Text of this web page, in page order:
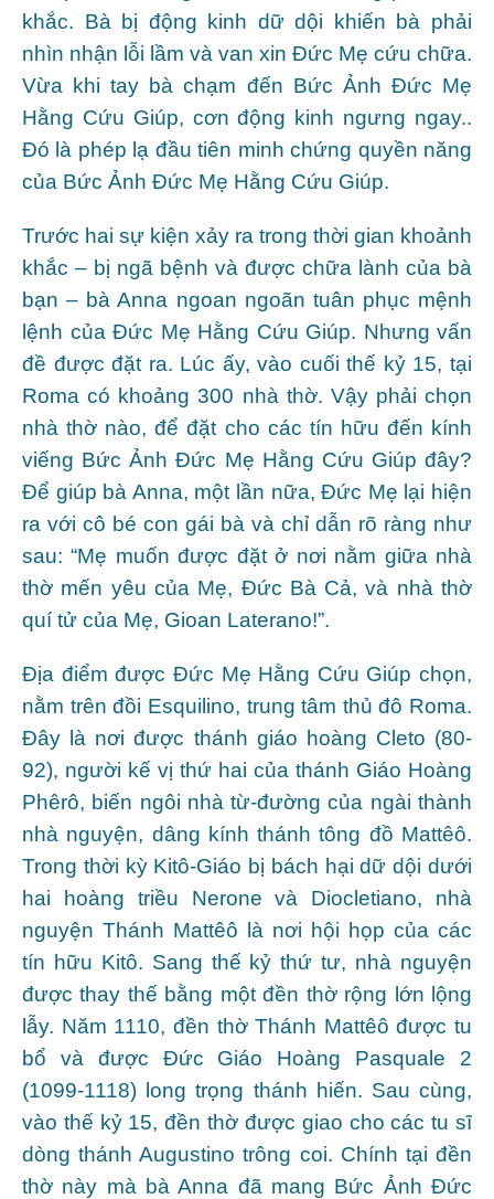
khắc. Bà bị động kinh dữ dội khiến bà phải
nhìn nhận lỗi lầm và van xin Đức Mẹ cứu chữa.
Vừa khi tay bà chạm đến Bức Ảnh Đức Mẹ
Hằng Cứu Giúp, cơn động kinh ngưng ngay..
Đó là phép lạ đầu tiên minh chứng quyền năng
của Bức Ảnh Đức Mẹ Hằng Cứu Giúp.
Trước hai sự kiện xảy ra trong thời gian khoảnh
khắc – bị ngã bệnh và được chữa lành của bà
bạn – bà Anna ngoan ngoãn tuân phục mệnh
lệnh của Đức Mẹ Hằng Cứu Giúp. Nhưng vấn
đề được đặt ra. Lúc ấy, vào cuối thế kỷ 15, tại
Roma có khoảng 300 nhà thờ. Vậy phải chọn
nhà thờ nào, để đặt cho các tín hữu đến kính
viếng Bức Ảnh Đức Mẹ Hằng Cứu Giúp đây?
Để giúp bà Anna, một lần nữa, Đức Mẹ lại hiện
ra với cô bé con gái bà và chỉ dẫn rõ ràng như
sau: “Mẹ muốn được đặt ở nơi nằm giữa nhà
thờ mến yêu của Mẹ, Đức Bà Cả, và nhà thờ
quí tử của Mẹ, Gioan Laterano!”.
Địa điểm được Đức Mẹ Hằng Cứu Giúp chọn,
nằm trên đồi Esquilino, trung tâm thủ đô Roma.
Đây là nơi được thánh giáo hoàng Cleto (80-
92), người kế vị thứ hai của thánh Giáo Hoàng
Phêrô, biến ngôi nhà từ-đường của ngài thành
nhà nguyện, dâng kính thánh tông đồ Mattêô.
Trong thời kỳ Kitô-Giáo bị bách hại dữ dội dưới
hai hoàng triều Nerone và Diocletiano, nhà
nguyện Thánh Mattêô là nơi hội họp của các
tín hữu Kitô. Sang thế kỷ thứ tư, nhà nguyện
được thay thế bằng một đền thờ rộng lớn lộng
lẫy. Năm 1110, đền thờ Thánh Mattêô được tu
bổ và được Đức Giáo Hoàng Pasquale 2
(1099-1118) long trọng thánh hiến. Sau cùng,
vào thế kỷ 15, đền thờ được giao cho các tu sĩ
dòng thánh Augustino trông coi. Chính tại đền
thờ này mà bà Anna đã mang Bức Ảnh Đức